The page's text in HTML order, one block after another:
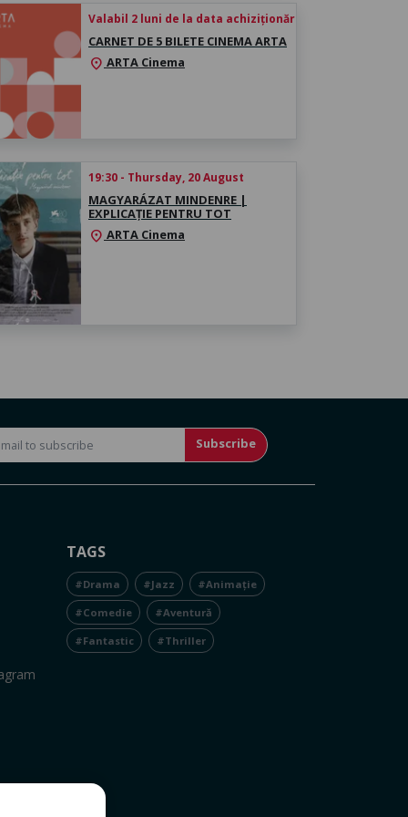
Valabil 2 luni de la data achiziționării
CARNET DE 5 BILETE CINEMA ARTA
location_on ARTA Cinema
19:30 - Thursday, 20 August
MAGYARÁZAT MINDENRE |
EXPLICAȚIE PENTRU TOT
location_on ARTA Cinema
Subscribe
TAGS
#Drama #Jazz #Animație
#Comedie #Aventură
#Fantastic #Thriller